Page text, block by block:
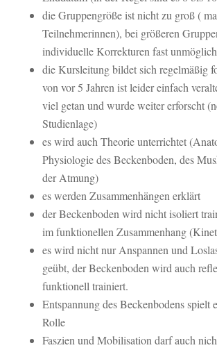
die Gruppengröße ist nicht zu groß (
Teilnehmerinnen), bei größeren
individuelle Korrekturen fast unmöglich
die Kursleitung bildet sich regelmäßig
von vor 5 Jahren ist leider einfach
viel getan und wurde weiter erforscht
Studienlage)
es wird auch Theorie unterrichtet
Physiologie des Beckenboden, des
der Atmung)
es werden Zusammenhängen erklärt
der Beckenboden wird nicht isoliert
im funktionellen Zusammenhang
es wird nicht nur Anspannen und
geübt, der Beckenboden wird auch
funktionell trainiert.
Entspannung des Beckenbodens spielt
Rolle
Faszien und Mobilisation darf auch